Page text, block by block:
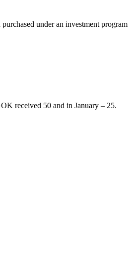
under an investment program
received 50 and in January – 25.